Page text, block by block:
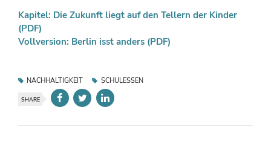
Kapitel: Die Zukunft liegt auf den Tellern der Kinder
(PDF)
Vollversion: Berlin isst anders (PDF)
NACHHALTIGKEIT SCHULESSEN
SHARE